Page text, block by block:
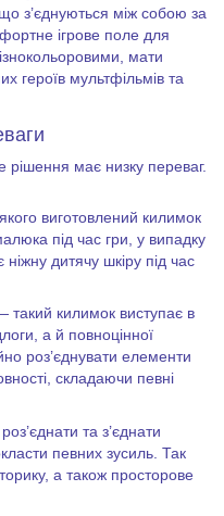
з’єднуються між собою за
ігрове поле для
мати
героїв мультфільмів та
рішення має низку переваг.
виготовлений килимок
під час гри, у випадку
дитячу шкіру під час
такий килимок виступає в
а й повноцінної
роз’єднувати елементи
складаючи певні
та з’єднати
певних зусиль. Так
а також просторове